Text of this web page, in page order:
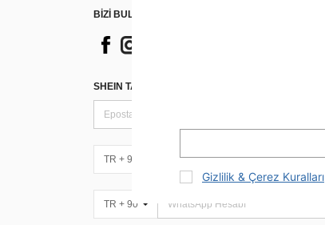
BİZİ BULUN
SHEIN TARZI HABERLER IÇIN KAYDOLUN
TR + 90
TR + 90
Gizlilik & Çerez Kuralları